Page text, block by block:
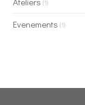
(1)
Evenements (1)